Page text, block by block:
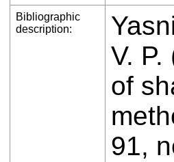
Bibliographic
description:
V.
of
91,